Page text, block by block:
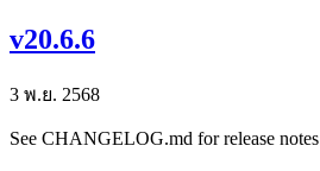
v20.6.6
3 พ.ย. 2568
See CHANGELOG.md for release notes